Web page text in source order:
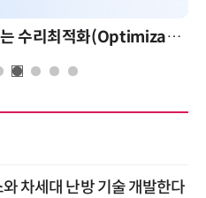
AI 시대의 의사결정을 바꾸는 수리최적화(Optimization): 실제 산업 적용 사례와 활용 전략
차세대 난방 기술 개발한다